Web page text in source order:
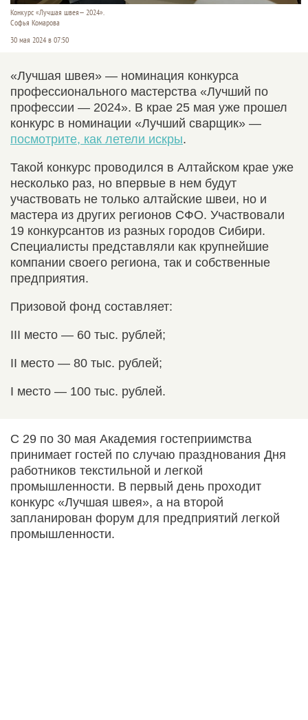
Конкурс «Лучшая швея— 2024».
Софья Комарова
30 мая 2024 в 07:50
«Лучшая швея» — номинация конкурса
профессионального мастерства «Лучший по
профессии — 2024». В крае 25 мая уже прошел
конкурс в номинации «Лучший сварщик» —
посмотрите, как летели искры.
Такой конкурс проводился в Алтайском крае уже
несколько раз, но впервые в нем будут
участвовать не только алтайские швеи, но и
мастера из других регионов СФО. Участвовали
19 конкурсантов из разных городов Сибири.
Специалисты представляли как крупнейшие
компании своего региона, так и собственные
предприятия.
Призовой фонд составляет:
III место — 60 тыс. рублей;
II место — 80 тыс. рублей;
I место — 100 тыс. рублей.
С 29 по 30 мая Академия гостеприимства
принимает гостей по случаю празднования Дня
работников текстильной и легкой
промышленности. В первый день проходит
конкурс «Лучшая швея», а на второй
запланирован форум для предприятий легкой
промышленности.